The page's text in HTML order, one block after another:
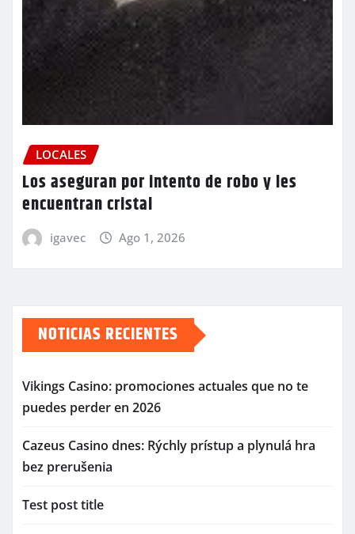
LOCALES
Los aseguran por intento de robo y les
encuentran cristal
igavec Ago 1, 2026
NOTICIAS RECIENTES
Vikings Casino: promociones actuales que no te
puedes perder en 2026
Cazeus Casino dnes: Rýchly prístup a plynulá hra
bez prerušenia
Test post title